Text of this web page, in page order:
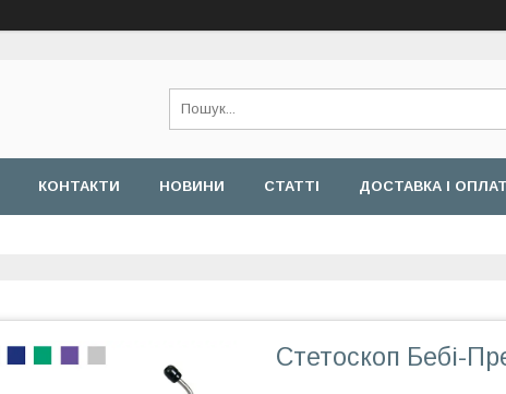
КОНТАКТИ НОВИНИ СТАТТІ ДОСТАВКА І
Стетоскоп Бебі-